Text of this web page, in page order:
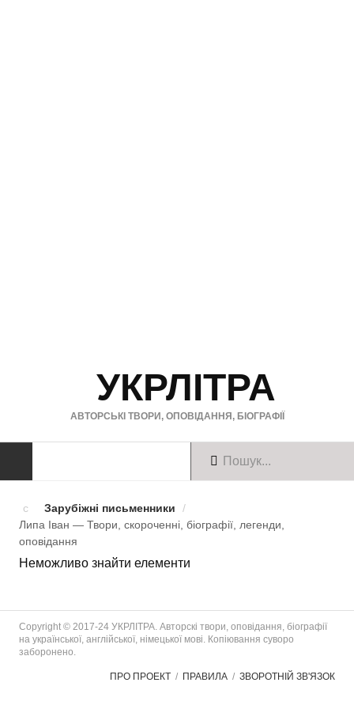
УКРЛІТРА
АВТОРСЬКІ ТВОРИ, ОПОВІДАННЯ, БІОГРАФІЇ
Твори українською
Твори англійською
БІОГРАФІЇ
Українські письменники
Зарубіжні письменники
/
Липа Іван — Твори, скороченні, біографії, легенди,
оповiдання
Неможливо знайти елементи
Copyright © 2017-24 УКРЛІТРА. Авторскі твори, оповідання, біографії
на української, англійської, німецької мові. Копіювання суворо
заборонено.
ПРО ПРОЕКТ ПРАВИЛА ЗВОРОТНІЙ ЗВ'ЯЗОК